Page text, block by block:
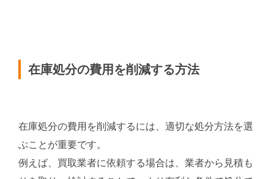
在庫処分の費用を削減する方法
在庫処分の費用を削減するには、適切な処分方法を選
ぶことが重要です。
例えば、買取業者に依頼する場合は、業者から見積も